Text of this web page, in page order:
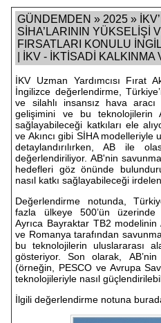
GÜNDEMDEN » 2025 »
SİHA’LARININ YÜKSELİŞİ
FIRSATLARI KONULU
| İKV - İKTİSADİ KALKINMA
İKV Uzman Yardımcısı Fırat
İngilizce değerlendirme,
ve silahlı insansız hava aracı
gelişimini ve bu teknolojilerin
sağlayabileceği katkıları ele
ve Akıncı gibi SİHA modelleriyle
detaylandırılırken, AB ile
değerlendiriliyor. AB'nin
hedefleri göz önünde
nasıl katkı sağlayabileceği
Değerlendirme notunda,
fazla ülkeye 500’ün
Ayrıca Bayraktar TB2
ve Romanya tarafından
bu teknolojilerin uluslararası
gösteriyor. Son olarak,
(örneğin, PESCO ve Avrupa
teknolojileriyle nasıl
İlgili değerlendirme notuna